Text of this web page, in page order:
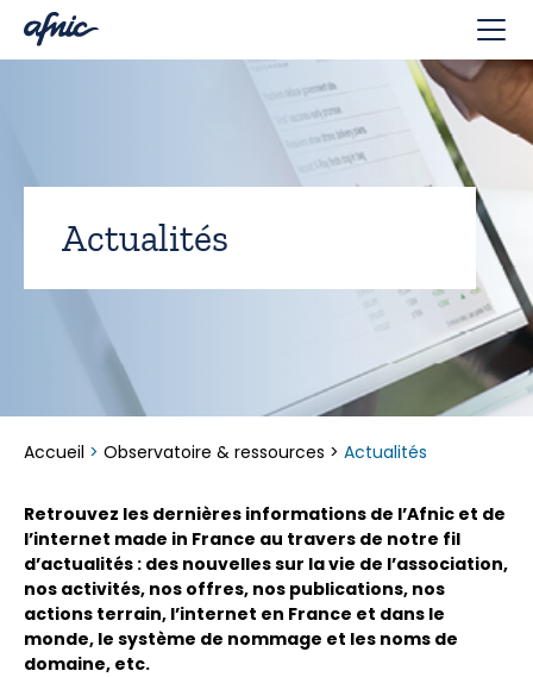
Actualités
Accueil > Observatoire & ressources > Actualités
Retrouvez les dernières informations de l’Afnic et de
l’internet made in France au travers de notre fil
d’actualités : des nouvelles sur la vie de l’association,
nos activités, nos offres, nos publications, nos
actions terrain, l’internet en France et dans le
monde, le système de nommage et les noms de
domaine, etc.
Panneau de gestion des cookies